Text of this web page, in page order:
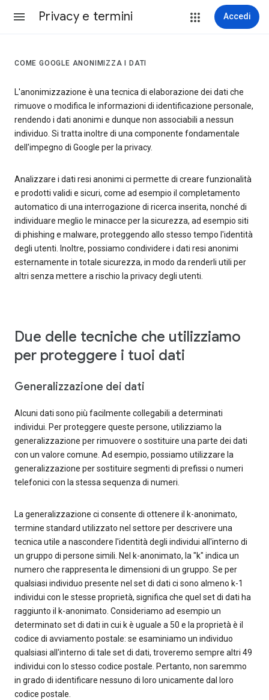
Privacy e termini Accedi
COME GOOGLE ANONIMIZZA I DATI
L'anonimizzazione è una tecnica di elaborazione dei dati che
rimuove o modifica le informazioni di identificazione personale,
rendendo i dati anonimi e dunque non associabili a nessun
individuo. Si tratta inoltre di una componente fondamentale
dell'impegno di Google per la privacy.
Analizzare i dati resi anonimi ci permette di creare funzionalità
e prodotti validi e sicuri, come ad esempio il completamento
automatico di una interrogazione di ricerca inserita, nonché di
individuare meglio le minacce per la sicurezza, ad esempio siti
di phishing e malware, proteggendo allo stesso tempo l'identità
degli utenti. Inoltre, possiamo condividere i dati resi anonimi
esternamente in totale sicurezza, in modo da renderli utili per
altri senza mettere a rischio la privacy degli utenti.
Due delle tecniche che utilizziamo
per proteggere i tuoi dati
Generalizzazione dei dati
Alcuni dati sono più facilmente collegabili a determinati
individui. Per proteggere queste persone, utilizziamo la
generalizzazione per rimuovere o sostituire una parte dei dati
con un valore comune. Ad esempio, possiamo utilizzare la
generalizzazione per sostituire segmenti di prefissi o numeri
telefonici con la stessa sequenza di numeri.
La generalizzazione ci consente di ottenere il k-anonimato,
termine standard utilizzato nel settore per descrivere una
tecnica utile a nascondere l'identità degli individui all'interno di
un gruppo di persone simili. Nel k-anonimato, la "k" indica un
numero che rappresenta le dimensioni di un gruppo. Se per
qualsiasi individuo presente nel set di dati ci sono almeno k-1
individui con le stesse proprietà, significa che quel set di dati ha
raggiunto il k-anonimato. Consideriamo ad esempio un
determinato set di dati in cui k è uguale a 50 e la proprietà è il
codice di avviamento postale: se esaminiamo un individuo
qualsiasi all'interno di tale set di dati, troveremo sempre altri 49
individui con lo stesso codice postale. Pertanto, non saremmo
in grado di identificare nessuno di loro unicamente dal loro
codice postale.